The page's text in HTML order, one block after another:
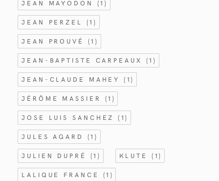
JEAN MAYODON (1)
JEAN PERZEL (1)
JEAN PROUVÉ (1)
JEAN-BAPTISTE CARPEAUX (1)
JEAN-CLAUDE MAHEY(1)
JÉRÔME MASSIER (1)
JOSE LUIS SANCHEZ(1)
JULES AGARD (1)
JULIEN DUPRÉ (1) KLUTE (1)
LALIQUE FRANCE (1)